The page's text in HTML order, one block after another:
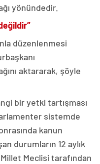
yönündedir.
düzenlenmesi
aktararak, şöyle
bir yetki tartışması
sistemde
kanun
durumların 12 aylık
Meclisi tarafından